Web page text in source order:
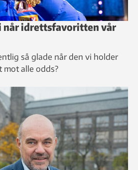
når idrettsfavoritten vår
så glade når den vi holder
mot alle odds?